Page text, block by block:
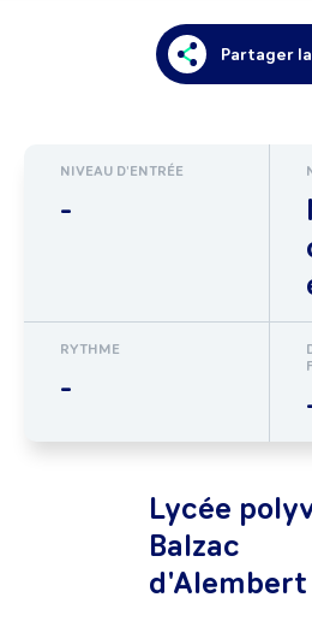
Partager
NIVEAU D'ENTRÉE
-
RYTHME
-
Lycée
Balzac
d'Alembert